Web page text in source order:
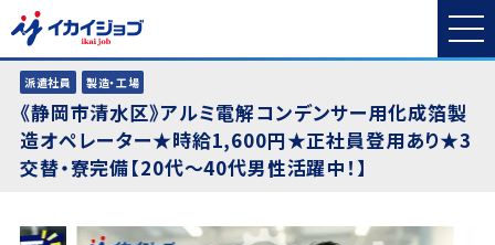
派遣社員 製造・工場
《静岡市清水区》アルミ電解コンデンサー用化成箔製
造オペレーター★時給1,600円★正社員登用あり★3
交替・寮完備【20代～40代男性活躍中！】